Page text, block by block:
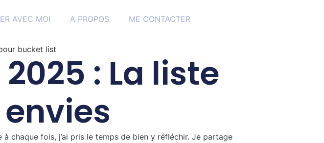
AVEC MOI A PROPOS ME CONTACTER
: La liste
chaque fois, j’ai pris le temps de bien y réfléchir. Je partage